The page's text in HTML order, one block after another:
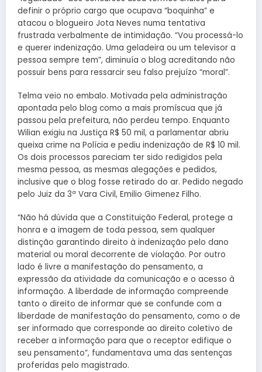
definir o próprio cargo que ocupava “boquinha” e
atacou o blogueiro Jota Neves numa tentativa
frustrada verbalmente de intimidação. “Vou processá-lo
e querer indenização. Uma geladeira ou um televisor a
pessoa sempre tem”, diminuía o blog acreditando não
possuir bens para ressarcir seu falso prejuízo “moral”.
Telma veio no embalo. Motivada pela administração
apontada pelo blog como a mais promíscua que já
passou pela prefeitura, não perdeu tempo. Enquanto
Wilian exigiu na Justiça R$ 50 mil, a parlamentar abriu
queixa crime na Polícia e pediu indenização de R$ 10 mil.
Os dois processos pareciam ter sido redigidos pela
mesma pessoa, as mesmas alegações e pedidos,
inclusive que o blog fosse retirado do ar. Pedido negado
pelo Juiz da 3ª Vara Civil, Emilio Gimenez Filho.
“Não há dúvida que a Constituição Federal, protege a
honra e a imagem de toda pessoa, sem qualquer
distinção garantindo direito à indenização pelo dano
material ou moral decorrente de violação. Por outro
lado é livre a manifestação do pensamento, a
expressão da atividade da comunicação e o acesso à
informação. A liberdade de informação compreende
tanto o direito de informar que se confunde com a
liberdade de manifestação do pensamento, como o de
ser informado que corresponde ao direito coletivo de
receber a informação para que o receptor edifique o
seu pensamento”, fundamentava uma das sentenças
proferidas pelo magistrado.